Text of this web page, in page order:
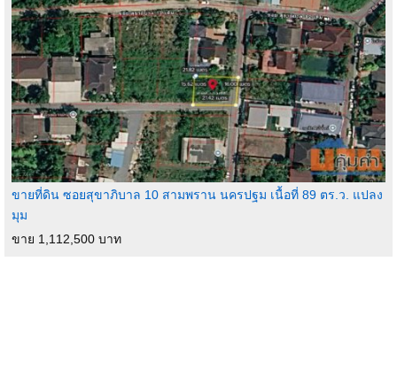
ขายที่ดิน ซอยสุขาภิบาล 10 สามพราน นครปฐม เนื้อที่ 89 ตร.ว. แปลง
มุม
ขาย 1,112,500 บาท